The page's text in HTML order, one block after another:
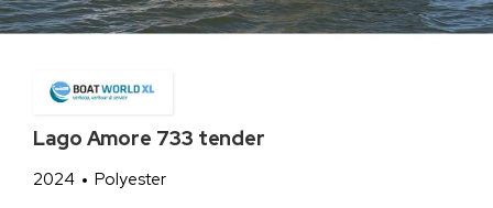
Lago Amore 733 tender
2024 Polyester